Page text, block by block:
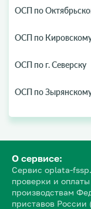
ОСП по
ОСП по Кировскому
ОСП по г. Северску
ОСП по
О сервисе:
Сервис oplata-
проверки и
производствам
приставов